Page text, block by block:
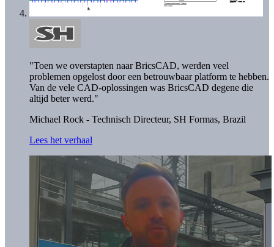
"Toen we overstapten naar BricsCAD, werden veel
problemen opgelost door een betrouwbaar platform te hebben.
Van de vele CAD-oplossingen was BricsCAD degene die
altijd beter werd."
Michael Rock - Technisch Directeur, SH Formas, Brazil
Lees het verhaal